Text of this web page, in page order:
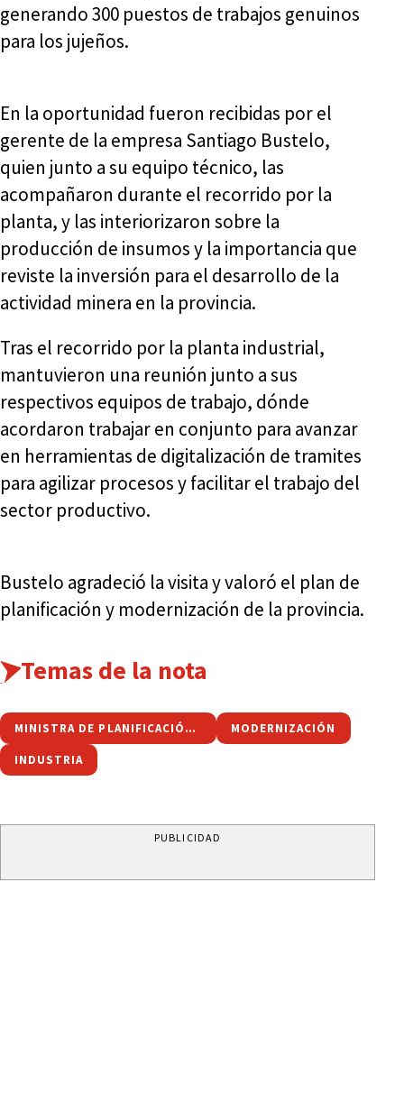
generando 300 puestos de trabajos genuinos
para los jujeños.
En la oportunidad fueron recibidas por el
gerente de la empresa Santiago Bustelo,
quien junto a su equipo técnico, las
acompañaron durante el recorrido por la
planta, y las interiorizaron sobre la
producción de insumos y la importancia que
reviste la inversión para el desarrollo de la
actividad minera en la provincia.
Tras el recorrido por la planta industrial,
mantuvieron una reunión junto a sus
respectivos equipos de trabajo, dónde
acordaron trabajar en conjunto para avanzar
en herramientas de digitalización de tramites
para agilizar procesos y facilitar el trabajo del
sector productivo.
Bustelo agradeció la visita y valoró el plan de
planificación y modernización de la provincia.
Temas de la nota
MINISTRA DE PLANIFICACIÓN ESTRATÉGICA Y MODERNIZACIÓN MODERNIZACIÓN
INDUSTRIA
PUBLICIDAD